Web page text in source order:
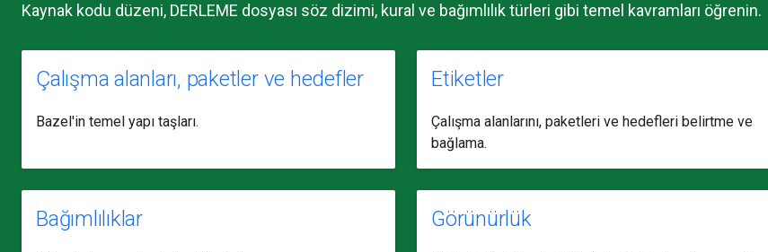
Kaynak kodu düzeni, DERLEME dosyası söz dizimi, kural ve bağımlılık türleri gibi temel kavramları öğrenin.
Çalışma alanları, paketler ve hedefler
Bazel'in temel yapı taşları.
Etiketler
Çalışma alanlarını, paketleri ve hedefleri belirtme ve
bağlama.
Bağımlılıklar Görünürlük